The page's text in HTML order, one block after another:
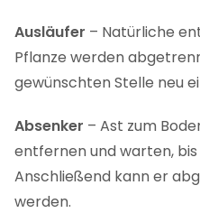
Ausläufer – Natürliche
Pflanze werden
gewünschten Stelle neu
Absenker – Ast zum
entfernen und warten,
Anschließend kann er
werden.